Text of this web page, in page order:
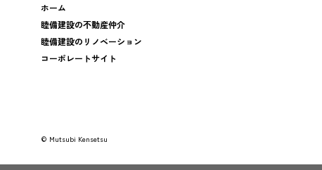
ホーム
睦備建設の不動産仲介
睦備建設のリノベーション
コーポレートサイト
© Mutsubi Kensetsu